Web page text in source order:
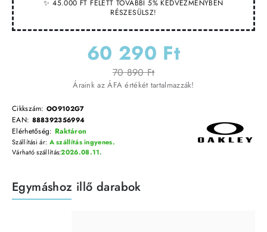
✨ 45.000 FT FELETT TOVÁBBI 5% KEDVEZMÉNYBEN
RÉSZESÜLSZ!
60 290 Ft
70 890 Ft
Áraink az ÁFA értékét tartalmazzák!
Cikkszám: OO9102G7
EAN: 888392356994
Elérhetőség: Raktáron
Várható szállítás:2026.08.11.
Szállítási ár: A szállítás ingyenes.
Egymáshoz illő darabok